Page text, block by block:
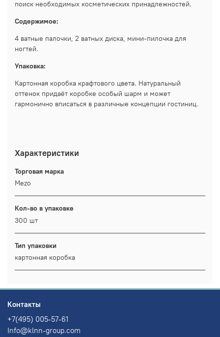
поиск необходимых косметических принадлежностей.
Содержимое:
4 ватные палочки, 2 ватных диска, мини-пилочка для
ногтей.
Упаковка:
Картонная коробка крафтового цвета. Натуральный
оттенок придаёт коробке особый шарм и может
гармонично вписаться в различные концепции гостиниц.
Характеристики
Торговая марка
Mezo
Кол-во в упаковке
300 шт
Тип упаковки
картонная коробка
Контакты
+7(495) 005-57-61
Info@klnn-group.com